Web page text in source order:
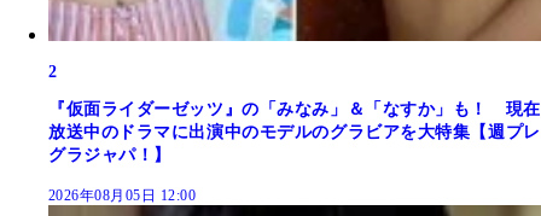
2
『仮面ライダーゼッツ』の「みなみ」＆「なすか」も！ 現在
放送中のドラマに出演中のモデルのグラビアを大特集【週プレ
グラジャパ！】
2026年08月05日 12:00